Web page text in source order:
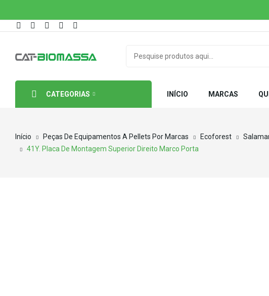
CATEGORIAS INÍCIO MARCAS
Início Peças De Equipamentos A Pellets Por Marcas Ecoforest
41Y. Placa De Montagem Superior Direito Marco Porta